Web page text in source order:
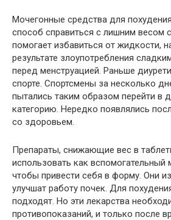
Мочегонные средства для
способ справиться с лишним весом
помогает избавиться от жидкости,
результате злоупотребления
перед менструацией. Раньше
спорте. Спортсмены за несколько
пытались таким образом перейти в
категорию. Нередко появлялись
со здоровьем.
Препараты, снижающие вес в
использовать как вспомогательный
чтобы привести себя в форму. Они
улучшат работу почек. Для
подходят. Но эти лекарства
противопоказаний, и только после